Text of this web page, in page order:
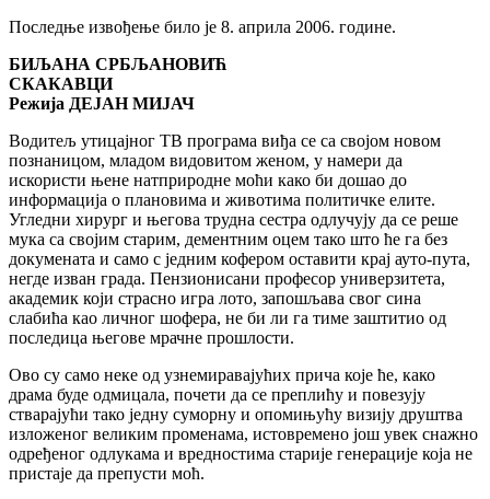
Последње извођење било је 8. априла 2006. године.
БИЉАНА СРБЉАНОВИЋ
СКАКАВЦИ
Режија ДЕЈАН МИЈАЧ
Водитељ утицајног ТВ програма виђа се са својом новом
познаницом, младом видовитом женом, у намери да
искористи њене натприродне моћи како би дошао до
информација о плановима и животима политичке елите.
Угледни хирург и његова трудна сестра одлучују да се реше
мука са својим старим, дементним оцем тако што ће га без
докумената и само с једним кофером оставити крај ауто-пута,
негде изван града. Пензионисани професор универзитета,
академик који страсно игра лото, запошљава свог сина
слабића као личног шофера, не би ли га тиме заштитио од
последица његове мрачне прошлости.
Ово су само неке од узнемиравајућих прича које ће, како
драма буде одмицала, почети да се преплићу и повезују
стварајући тако једну суморну и опомињућу визију друштва
изложеног великим променама, истовремено још увек снажно
одређеног одлукама и вредностима старије генерације која не
пристаје да препусти моћ.